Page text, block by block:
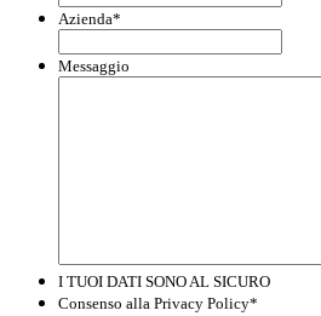
Azienda*
Messaggio
I TUOI DATI SONO AL SICURO
Consenso alla Privacy Policy*